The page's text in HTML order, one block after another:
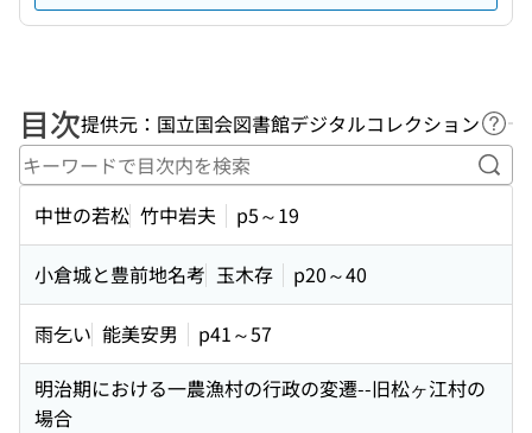
目次提供元：国立国会図書館デジタルコレクション ヘ
キ
中世の若松 竹中岩夫 p5～19
小倉城と豊前地名考 玉木存 p20～40
雨乞い 能美安男
p41～57
明治期における一農漁村の行政の変遷--旧松ヶ江村の
場合